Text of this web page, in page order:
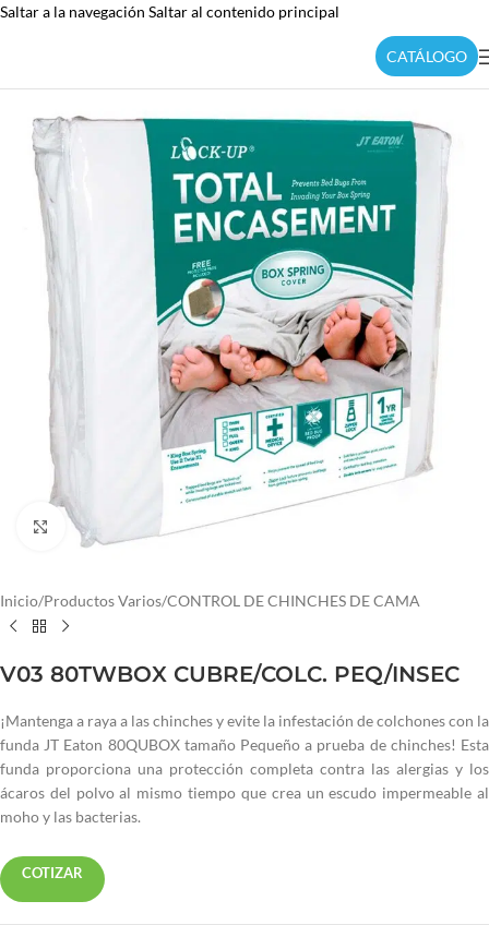
Saltar a la navegación Saltar al contenido principal
CATÁLOGO
Haga clic para ampliar
Inicio/Productos Varios/CONTROL DE CHINCHES DE CAMA
V03 80TWBOX CUBRE/COLC. PEQ/INSEC
¡Mantenga a raya a las chinches y evite la infestación de colchones con la
funda JT Eaton 80QUBOX tamaño Pequeño a prueba de chinches! Esta
funda proporciona una protección completa contra las alergias y los
ácaros del polvo al mismo tiempo que crea un escudo impermeable al
moho y las bacterias.
COTIZAR